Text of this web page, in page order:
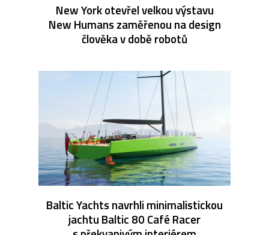
New York otevřel velkou výstavu
New Humans zaměřenou na design
člověka v době robotů
Baltic Yachts navrhli minimalistickou
jachtu Baltic 80 Café Racer